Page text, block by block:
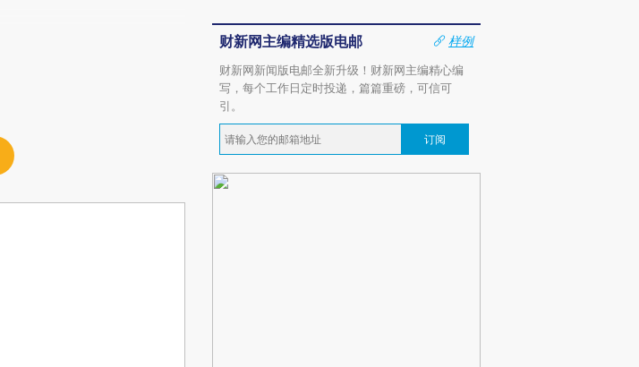
财新网主编精选版电邮
样例
财新网新闻版电邮全新升级！财新网主编精心编
写，每个工作日定时投递，篇篇重磅，可信可
引。
订阅